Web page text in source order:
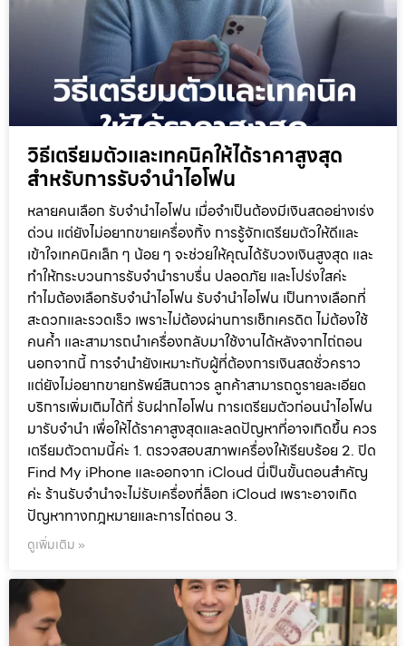
วิธีเตรียมตัวและเทคนิคให้ได้ราคาสูงสุด
สำหรับการรับจำนำไอโฟน
หลายคนเลือก รับจำนำไอโฟน เมื่อจำเป็นต้องมีเงินสดอย่างเร่ง
ด่วน แต่ยังไม่อยากขายเครื่องทิ้ง การรู้จักเตรียมตัวให้ดีและ
เข้าใจเทคนิคเล็ก ๆ น้อย ๆ จะช่วยให้คุณได้รับวงเงินสูงสุด และ
ทำให้กระบวนการรับจำนำราบรื่น ปลอดภัย และโปร่งใสค่ะ
ทำไมต้องเลือกรับจำนำไอโฟน รับจำนำไอโฟน เป็นทางเลือกที่
สะดวกและรวดเร็ว เพราะไม่ต้องผ่านการเช็กเครดิต ไม่ต้องใช้
คนค้ำ และสามารถนำเครื่องกลับมาใช้งานได้หลังจากไถ่ถอน
นอกจากนี้ การจำนำยังเหมาะกับผู้ที่ต้องการเงินสดชั่วคราว
แต่ยังไม่อยากขายทรัพย์สินถาวร ลูกค้าสามารถดูรายละเอียด
บริการเพิ่มเติมได้ที่ รับฝากไอโฟน การเตรียมตัวก่อนนำไอโฟน
มารับจำนำ เพื่อให้ได้ราคาสูงสุดและลดปัญหาที่อาจเกิดขึ้น ควร
เตรียมตัวตามนี้ค่ะ 1. ตรวจสอบสภาพเครื่องให้เรียบร้อย 2. ปิด
Find My iPhone และออกจาก iCloud นี่เป็นขั้นตอนสำคัญ
ค่ะ ร้านรับจำนำจะไม่รับเครื่องที่ล็อก iCloud เพราะอาจเกิด
ปัญหาทางกฎหมายและการไถ่ถอน 3.
ดูเพิ่มเติม »